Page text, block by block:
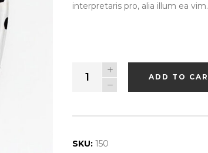
interpretaris pro, alia illum ea vim.
Patterned
ADD TO
SKU: 150